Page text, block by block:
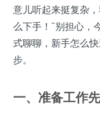
意儿听起来挺复杂
么下手！”别担心，
式聊聊，新手怎么
步。
一、准备工作